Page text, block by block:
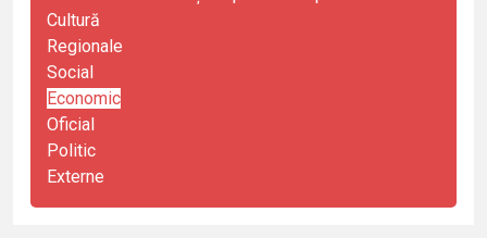
Cultură
Regionale
Social
Economic
Oficial
Politic
Externe